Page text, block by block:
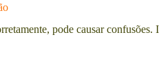
pode causar